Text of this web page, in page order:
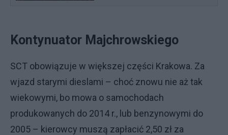
Kontynuator Majchrowskiego
SCT obowiązuje w większej części Krakowa. Za
wjazd starymi dieslami – choć znowu nie aż tak
wiekowymi, bo mowa o samochodach
produkowanych do 2014 r., lub benzynowymi do
2005 – kierowcy muszą zapłacić 2,50 zł za